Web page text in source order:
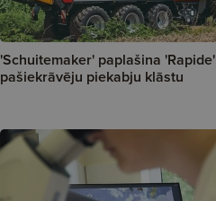
'Schuitemaker' paplašina 'Rapide'
pašiekrāvēju piekabju klāstu